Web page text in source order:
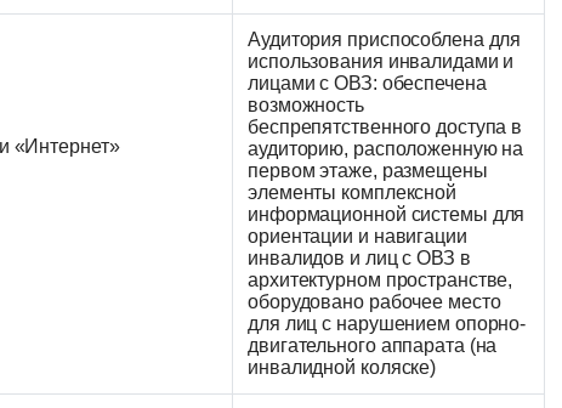
«Интернет»
Аудитория приспособлена для
использования инвалидами и
лицами с ОВЗ: обеспечена
возможность
беспрепятственного доступа в
аудиторию, расположенную на
первом этаже, размещены
элементы комплексной
информационной системы для
ориентации и навигации
инвалидов и лиц с ОВЗ в
архитектурном пространстве,
оборудовано рабочее место
для лиц с нарушением опорно-
двигательного аппарата (на
инвалидной коляске)